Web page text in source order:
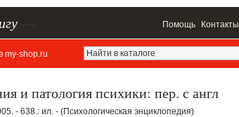
Помощь Контакты
my-shop.ru
и патология психики: пер. с англ
- 638.: ил. - (Психологическая энциклопедия)